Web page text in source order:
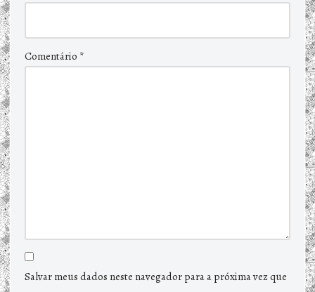
Comentário *
Salvar meus dados neste navegador para a próxima vez que